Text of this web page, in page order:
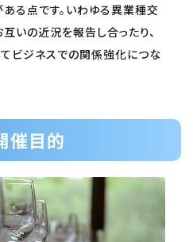
ある点です。いわゆる異業種交
いの近況を報告し合ったり、
ビジネスでの関係強化につな
催目的